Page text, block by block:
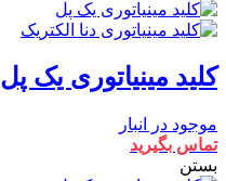
کلید مینیاتوری یک پل 16 آمپر دنا الکتریک
موجود در انبار
تماس بگیرید
بستن